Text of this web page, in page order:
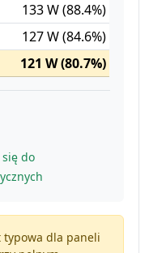
133 W (88.4%)
127 W (84.6%)
121 W (80.7%)
do
typowa dla paneli